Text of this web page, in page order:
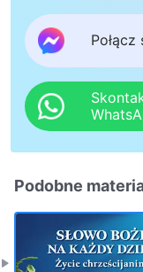
Podobne